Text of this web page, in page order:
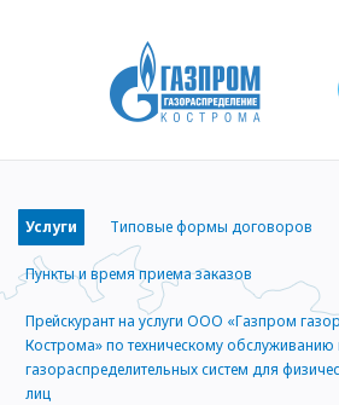
Услуги Типовые формы договоров
Пункты и время приема заказов
Прейскурант на услуги ООО «Газпром
Кострома» по техническому обслуживанию
газораспределительных систем для
лиц